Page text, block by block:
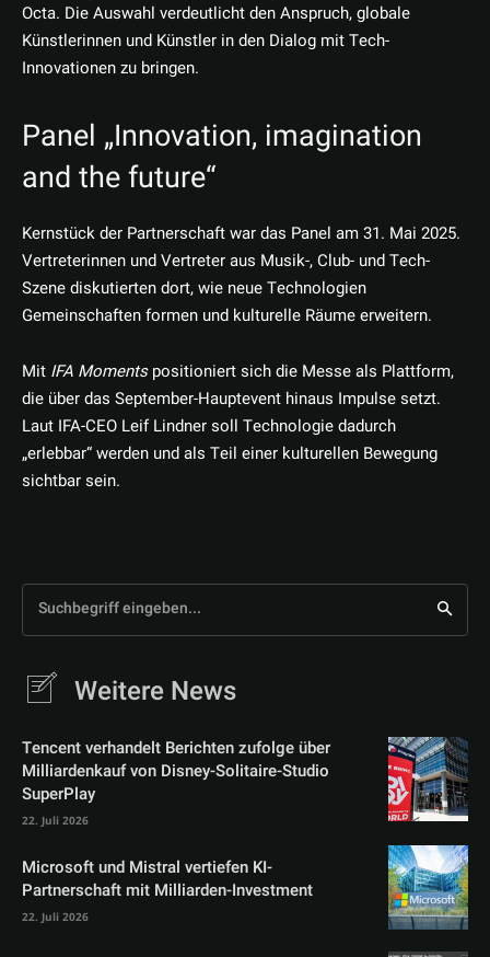
Octa. Die Auswahl verdeutlicht den Anspruch, globale
Künstlerinnen und Künstler in den Dialog mit Tech-
Innovationen zu bringen.
Panel „Innovation, imagination
and the future“
Kernstück der Partnerschaft war das Panel am 31. Mai 2025.
Vertreterinnen und Vertreter aus Musik-, Club- und Tech-
Szene diskutierten dort, wie neue Technologien
Gemeinschaften formen und kulturelle Räume erweitern.
Mit IFA Momentspositioniert sich die Messe als Plattform,
die über das September-Hauptevent hinaus Impulse setzt.
Laut IFA-CEO Leif Lindner soll Technologie dadurch
„erlebbar“ werden und als Teil einer kulturellen Bewegung
sichtbar sein.
Suchbegriff eingeben...
Weitere News
Tencent verhandelt Berichten zufolge über
Milliardenkauf von Disney-Solitaire-Studio
SuperPlay
22. Juli 2026
Microsoft und Mistral vertiefen KI-
Partnerschaft mit Milliarden-Investment
22. Juli 2026